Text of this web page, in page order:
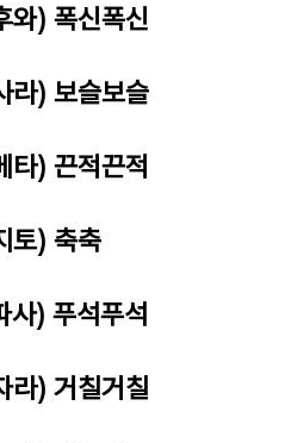
) 폭신폭신
) 보슬보슬
) 끈적끈적
토) 축축
) 푸석푸석
) 거칠거칠